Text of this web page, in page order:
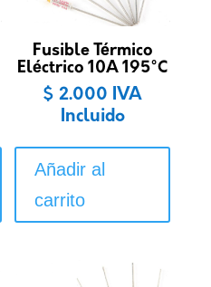
Fusible Térmico
Eléctrico 10A 195°C
$ 2.000 IVA
Incluido
Añadir al
carrito